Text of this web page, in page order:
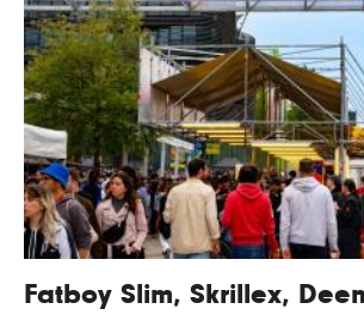
Fatboy Slim, Skrillex,